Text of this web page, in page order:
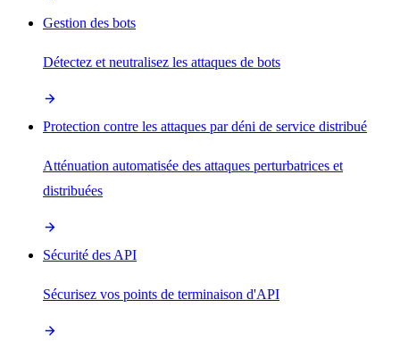
Gestion des bots
Détectez et neutralisez les attaques de bots
Protection contre les attaques par déni de service distribué
Atténuation automatisée des attaques perturbatrices et
distribuées
Sécurité des API
Sécurisez vos points de terminaison d'API